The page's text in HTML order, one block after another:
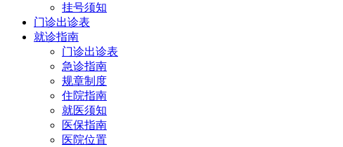
挂号须知
门诊出诊表
就诊指南
门诊出诊表
急诊指南
规章制度
住院指南
就医须知
医保指南
医院位置